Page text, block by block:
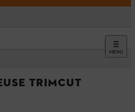
MENU
TrimCut